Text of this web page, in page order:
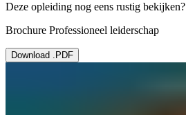
Deze opleiding nog eens rustig bekijken?
Brochure Professioneel leiderschap
Download .PDF